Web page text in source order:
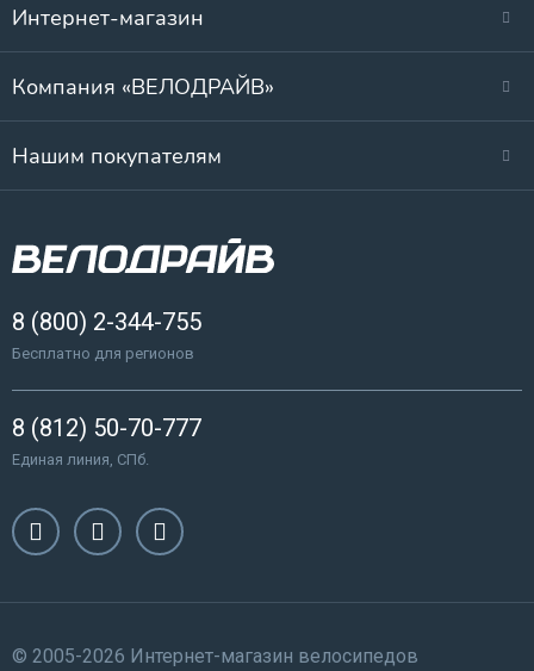
Интернет-магазин
Компания «ВЕЛОДРАЙВ»
Нашим покупателям
8 (800) 2-344-755
Бесплатно для регионов
8 (812) 50-70-777
Единая линия, СПб.
© 2005-2026 Интернет-магазин велосипедов